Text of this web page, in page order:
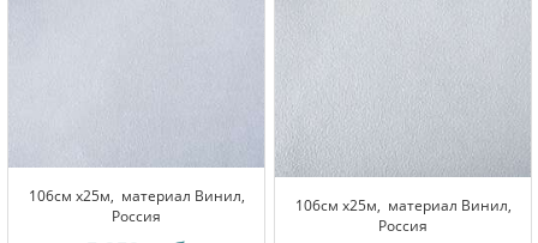
106см x25м, материал Винил,
Россия
106см x25м, материал Винил,
Россия